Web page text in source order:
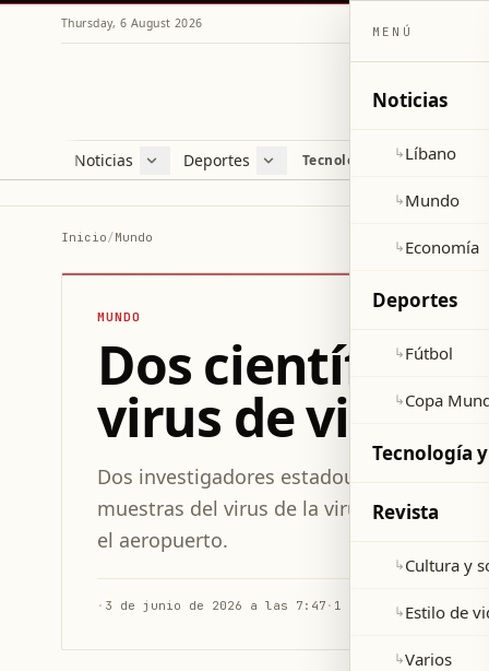
Thursday, 6 August 2026
Noticias
Líbano
Deportes
Fútbol
Tecnología y ciencia
Inicio/Mundo
MUNDO
Dos
virus de viruela
Dos investigadores estadounidenses
muestras del virus de la viruela del mono
el aeropuerto.
· 3 de junio de 2026 a las 7:47 · 1 min de lectura
MENÚ
Noticias
↳Líbano
↳Mundo
↳Economía
Deportes
↳Fútbol
↳Copa
Tecnología y
Revista
↳Cultura y
↳Estilo de
↳Varios